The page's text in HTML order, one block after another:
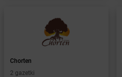
Baruchowo
Barwałd Średni
Barwice
Chorten
2 gazetki